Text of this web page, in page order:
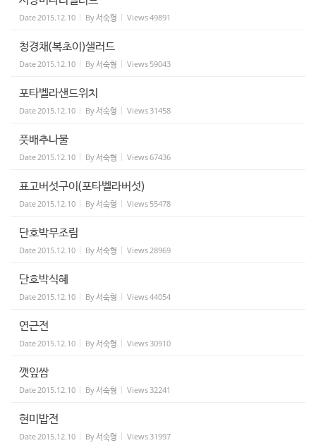
Date2015.12.10 By서숙형 Views49891
청경채(복초이)샐러드
Date2015.12.10 By서숙형 Views 59043
포타벨라샌드위치
Date2015.12.10 By서숙형 Views31458
풋배추나물
Date2015.12.10 By서숙형 Views67436
표고버섯구이(포타벨라버섯)
Date2015.12.10 By서숙형 Views 55478
단호박무조림
Date2015.12.10 By서숙형 Views28969
단호박식혜
Date2015.12.10 By서숙형 Views44054
연근전
Date2015.12.10 By서숙형 Views30910
깻잎쌈
Date2015.12.10 By서숙형 Views32241
현미밥전
Date2015.12.10 By서숙형 Views31997